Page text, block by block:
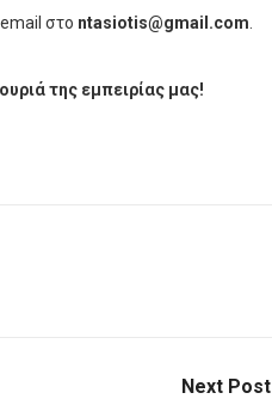
στο ntasiotis@gmail.com
της εμπειρίας μας!
Next Post